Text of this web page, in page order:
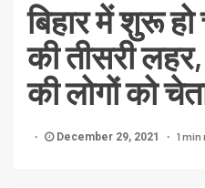
बिहार में शुरू
की तीसरी
की लोगों को
December 29, 2021 1 min